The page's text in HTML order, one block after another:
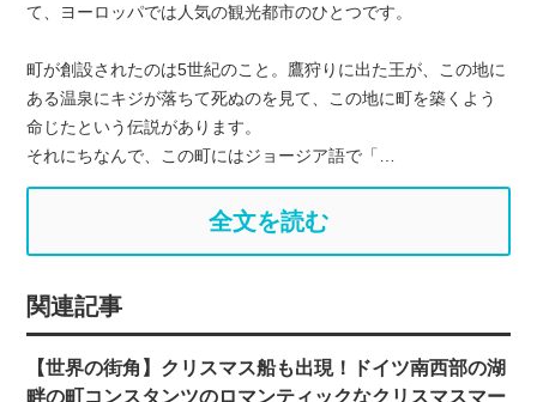
て、ヨーロッパでは人気の観光都市のひとつです。
町が創設されたのは5世紀のこと。鷹狩りに出た王が、この地に
ある温泉にキジが落ちて死ぬのを見て、この地に町を築くよう
命じたという伝説があります。
それにちなんで、この町にはジョージア語で「…
全文を読む
関連記事
【世界の街角】クリスマス船も出現！ドイツ南西部の湖
畔の町コンスタンツのロマンティックなクリスマスマー